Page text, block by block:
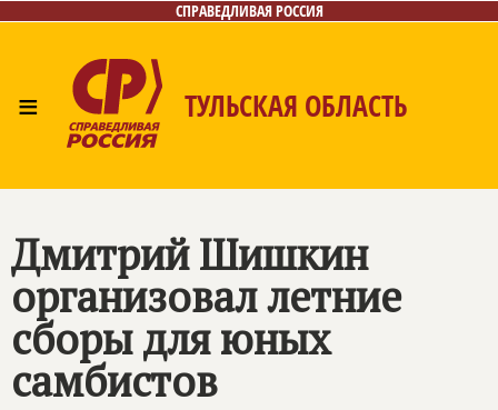
СПРАВЕДЛИВАЯ РОССИЯ
≡ ТУЛЬСКАЯ ОБЛАСТЬ
Контакты
Дмитрий Шишкин
организовал летние
сборы для юных
самбистов